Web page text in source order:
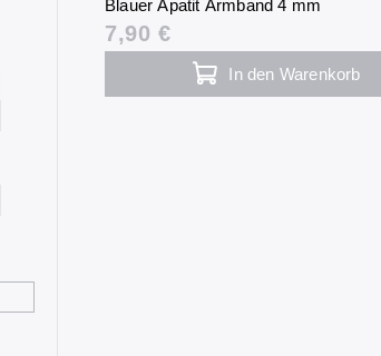
Blauer Apatit Armband 4 mm
7,90 €
In den Warenkorb